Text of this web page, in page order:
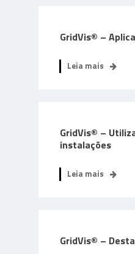
GridVis® –
Leia mais
GridVis® –
instalações
Leia mais
GridVis® –